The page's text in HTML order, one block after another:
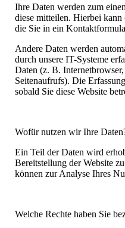
Ihre Daten werden zum
diese mitteilen. Hierbei
die Sie in ein
Andere Daten werden
durch unsere IT-Systeme
Daten (z. B.
Seitenaufrufs). Die
sobald Sie diese Website
Wofür nutzen wir Ihre
Ein Teil der Daten wird
Bereitstellung der Website
können zur Analyse Ihres
Welche Rechte haben Sie